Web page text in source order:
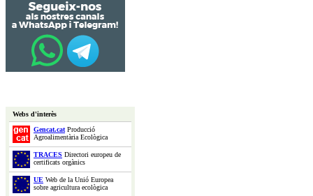
Webs d'interès
Gencat.catProducció
Agroalimentària Ecològica
TRACES Directori europeu de
certificats orgànics
UE Web de la Unió Europea
sobre agricultura ecològica